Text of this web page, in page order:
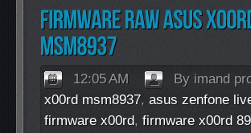
12:05 AM By imand
x00rd msm8937, asus zenfone
firmware x00rd, firmware x00rd